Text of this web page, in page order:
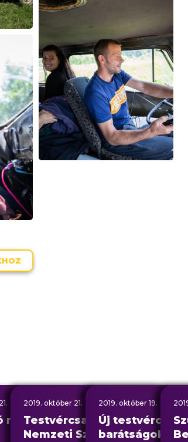
21. 20
nap Budán
2019. október 21. 19
Testvércsaládok a
Nemzeti Színházban
2019. október 19.
Új
barátságok